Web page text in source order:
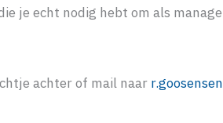
je echt nodig hebt om als
achter of mail naar